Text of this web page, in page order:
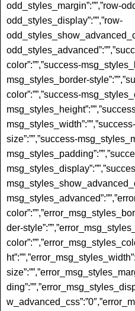
odd_styles_margin”:””,”row-
odd_styles_display”:””,”row-
color”:””,”success-
msg_styles_border-
color”:””,”success-
size”:””,”success-
der-